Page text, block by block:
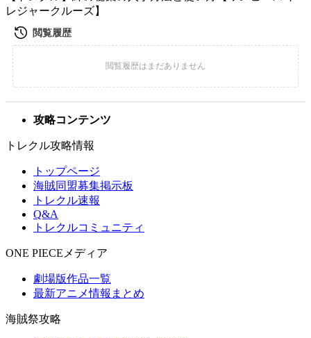
レジャークルーズ】
攻略コンテンツ
トレクル攻略情報
トップページ
海賊同盟募集掲示板
トレクル速報
Q&A
トレクルコミュニティ
ONE PIECEメディア
劇場版作品一覧
最新アニメ情報まとめ
海賊祭攻略